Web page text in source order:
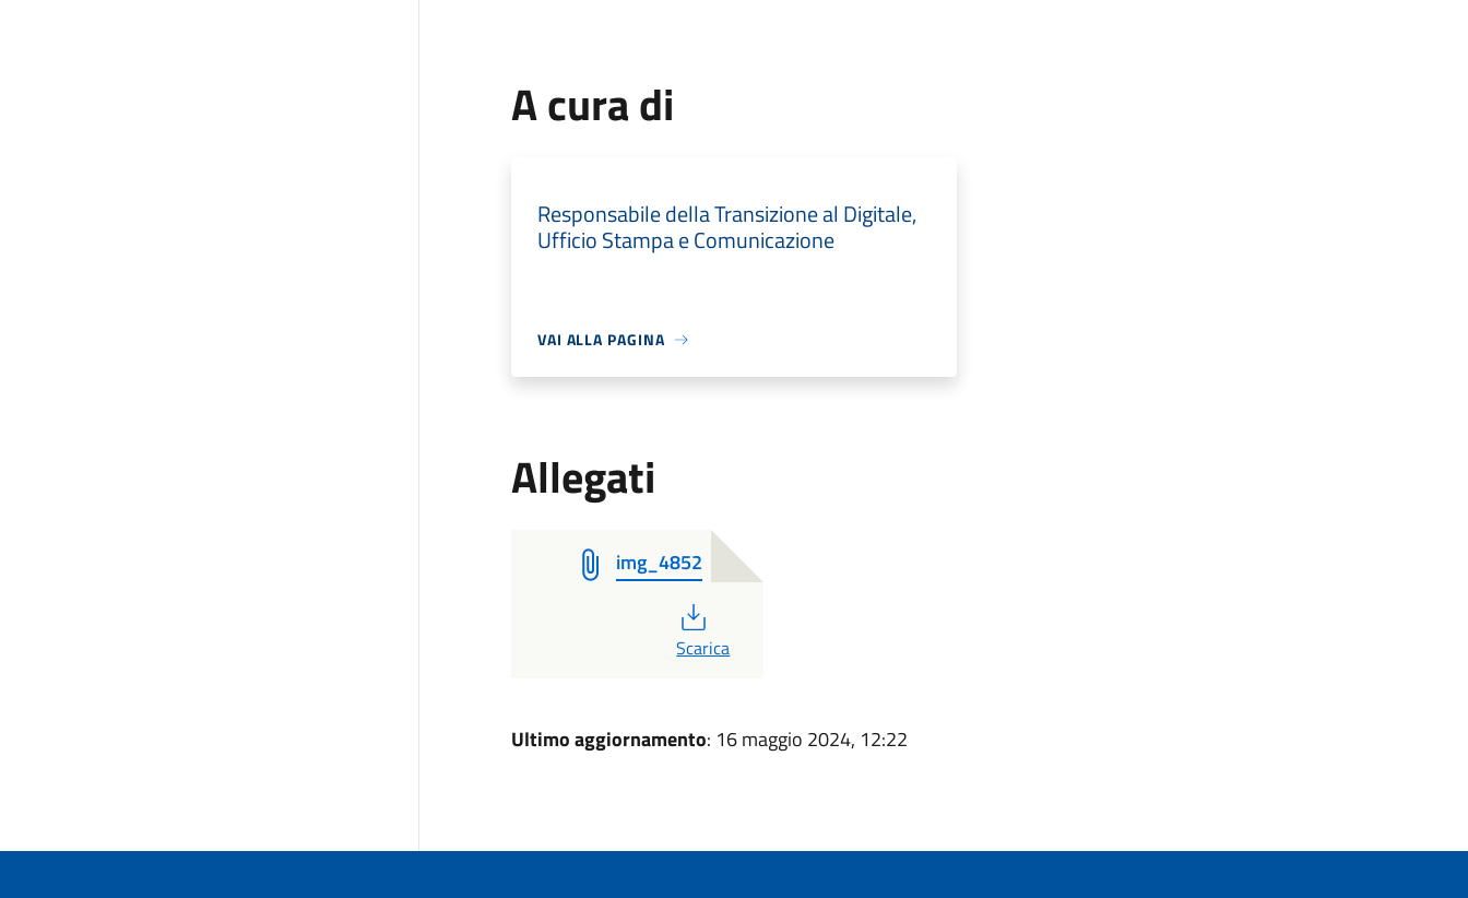
A cura di
Responsabile della Transizione al Digitale,
Ufficio Stampa e Comunicazione
VAI ALLA PAGINA
Allegati
img_4852
PDF
Scarica
Ultimo aggiornamento: 16 maggio 2024, 12:22